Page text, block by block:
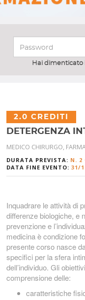
Hai dimenticato
2.0 CREDITI
DETERGENZA
MEDICO CHIRURGO,
DURATA PREVISTA: N. 2
DATA FINE EVENTO: 31/
Inquadrare le attività di
differenze biologiche, e
prevenzione e
medicina è condizione
presente corso nasce
specifici per la sfera
dell’individuo. Gli
comprensione delle:
caratteristiche